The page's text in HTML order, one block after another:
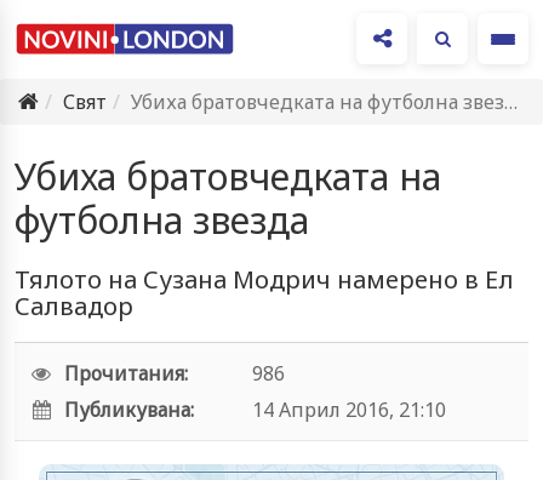
Свят
Убиха братовчедката на футболна звезда
Убиха братовчедката на
футболна звезда
Тялото на Сузана Модрич намерено в Ел
Салвадор
Прочитания:
986
Публикувана:
14 Април 2016, 21:10